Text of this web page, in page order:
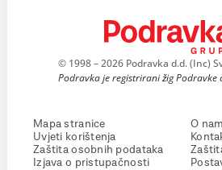
© 1998 – 2026 Podravka d.d. (Inc)
Podravka je registrirani žig Podravke
Mapa stranice
Uvjeti korištenja
Zaštita osobnih podataka
Izjava o pristupačnosti
O